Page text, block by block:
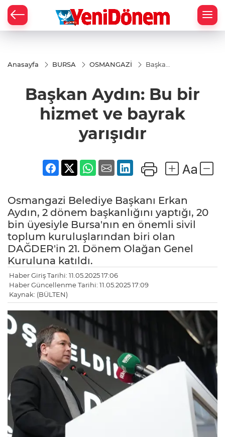
Anasayfa BURSA OSMANGAZİ
Başkan
hizmet
ve
yarışıdır
Başkan Aydın: Bu bir
hizmet ve bayrak
yarışıdır
Osmangazi Belediye Başkanı Erkan
Aydın, 2 dönem başkanlığını yaptığı, 20
bin üyesiyle Bursa'nın en önemli sivil
toplum kuruluşlarından biri olan
DAĞDER'in 21. Dönem Olağan Genel
Kuruluna katıldı.
Haber Giriş Tarihi: 11.05.2025 17:06
Haber Güncellenme Tarihi: 11.05.2025 17:09
Kaynak: (BÜLTEN)